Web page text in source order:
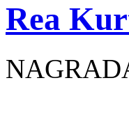
Rea